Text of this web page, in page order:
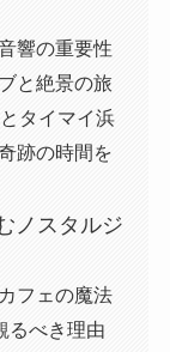
響の重要性
と絶景の旅
タイマイ浜
跡の時間を
ノスタルジ
フェの魔法
るべき理由